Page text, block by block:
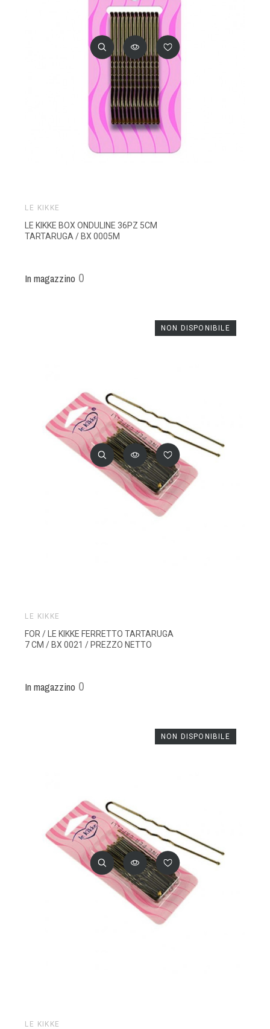
LE KIKKE
LE KIKKE BOX ONDULINE 36PZ 5CM
TARTARUGA / BX 0005M
In magazzino 0
LE KIKKE
FOR / LE KIKKE FERRETTO TARTARUGA
7 CM / BX 0021 / PREZZO NETTO
In magazzino 0
NON DISPONIBILE
LE KIKKE
NON DISPONIBILE